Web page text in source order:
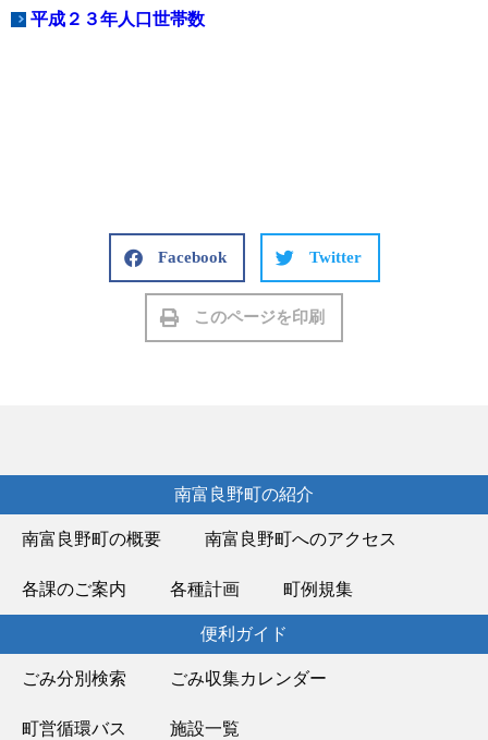
平成２３年人口世帯数
Facebook Twitter
このページを印刷
南富良野町の紹介
南富良野町の概要 南富良野町へのアクセス
各課のご案内 各種計画 町例規集
便利ガイド
ごみ分別検索 ごみ収集カレンダー
町営循環バス 施設一覧